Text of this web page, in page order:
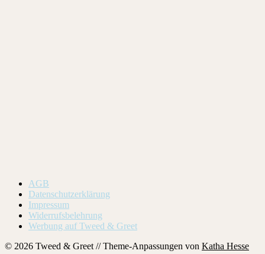
AGB
Datenschutzerklärung
Impressum
Widerrufsbelehrung
Werbung auf Tweed & Greet
© 2026 Tweed & Greet // Theme-Anpassungen von Katha Hesse